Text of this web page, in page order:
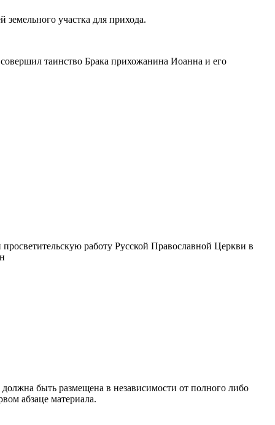
участка для прихода.
таинство Брака прихожанина Иоанна и его
работу Русской Православной Церкви в
быть размещена в независимости от полного либо
абзаце материала.